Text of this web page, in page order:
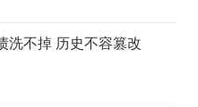
洗不掉 历史不容篡改